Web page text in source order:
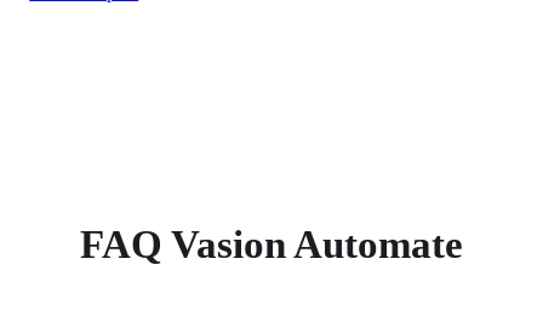
FAQ Vasion Automate